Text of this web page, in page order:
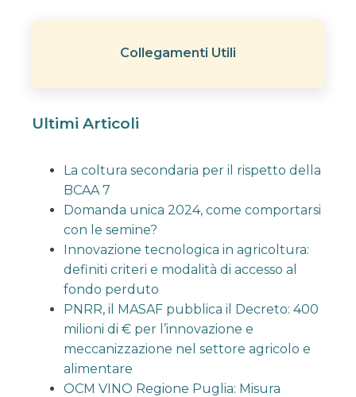
Collegamenti Utili
Ultimi Articoli
La coltura secondaria per il rispetto della
BCAA 7
Domanda unica 2024, come comportarsi
con le semine?
Innovazione tecnologica in agricoltura:
definiti criteri e modalità di accesso al
fondo perduto
PNRR, il MASAF pubblica il Decreto: 400
milioni di € per l’innovazione e
meccanizzazione nel settore agricolo e
alimentare
OCM VINO Regione Puglia: Misura